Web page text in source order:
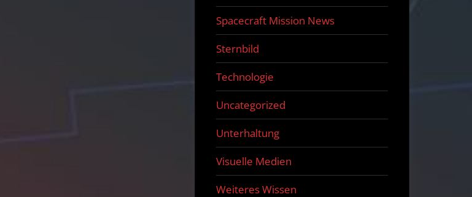
Spacecraft Mission News
Sternbild
Technologie
Uncategorized
Unterhaltung
Visuelle Medien
Weiteres Wissen